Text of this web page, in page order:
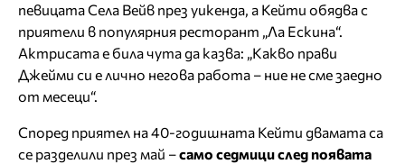
певицата Села Вейв през уикенда, а Кейти обядва с
приятели в популярния ресторант „Ла Ескина“.
Актрисата е била чута да казва: „Какво прави
Джейми си е лично негова работа – ние не сме заедно
от месеци“.
Според приятел на 40-годишната Кейти двамата са
се разделили през май –само седмици след появата